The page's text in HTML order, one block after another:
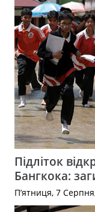
Підліток
Бангкока:
П’ятниця, 7